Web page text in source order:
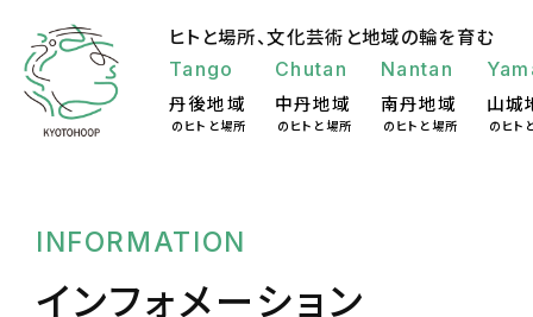
ヒトと場所、文化芸術と地域の輪を育む
Tango
丹後地域
のヒトと場所
Chutan
中丹地域
のヒトと場所
Nantan
南丹地域
のヒトと場所
山城
のヒト
INFORMATION
インフォメーション